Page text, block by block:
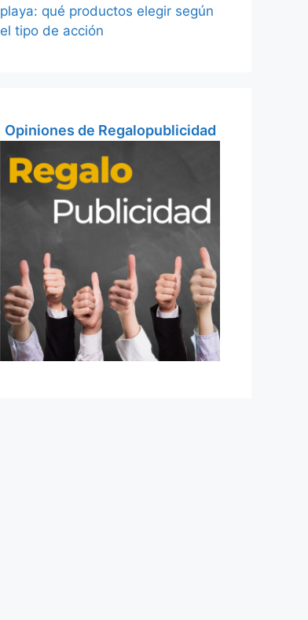
playa: qué productos elegir según
el tipo de acción
Opiniones de Regalopublicidad